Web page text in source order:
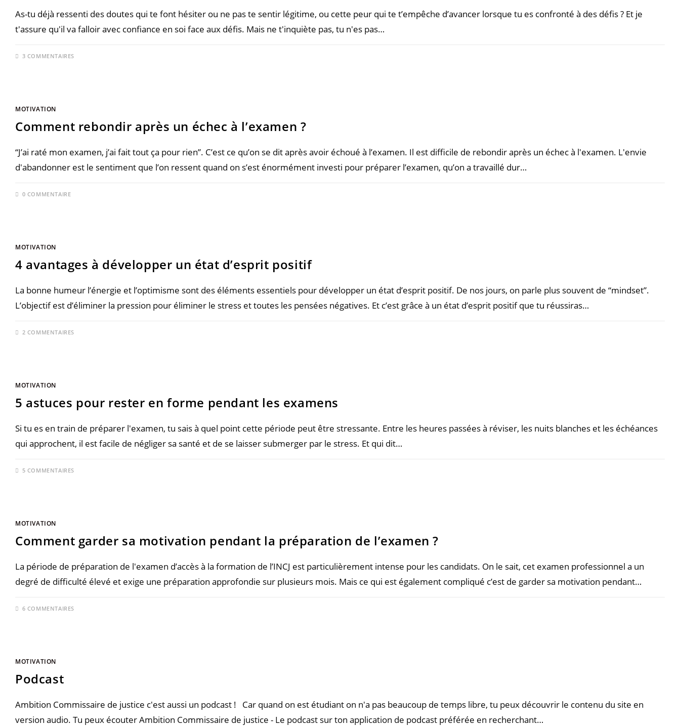
As-tu déjà ressenti des doutes qui te font hésiter ou ne pas te sentir légitime, ou cette peur qui te t’empêche d’avancer lorsque tu es confronté à des défis ? Et je
t'assure qu'il va falloir avec confiance en soi face aux défis. Mais ne t'inquiète pas, tu n'es pas…
3 COMMENTAIRES
MOTIVATION
Comment rebondir après un échec à l’examen ?
“J’ai raté mon examen, j’ai fait tout ça pour rien”. C’est ce qu’on se dit après avoir échoué à l’examen. Il est difficile de rebondir après un échec à l'examen. L'envie
d'abandonner est le sentiment que l’on ressent quand on s’est énormément investi pour préparer l’examen, qu’on a travaillé dur…
0 COMMENTAIRE
MOTIVATION
4 avantages à développer un état d’esprit positif
La bonne humeur l’énergie et l’optimisme sont des éléments essentiels pour développer un état d’esprit positif. De nos jours, on parle plus souvent de “mindset”.
L’objectif est d’éliminer la pression pour éliminer le stress et toutes les pensées négatives. Et c’est grâce à un état d’esprit positif que tu réussiras…
2 COMMENTAIRES
MOTIVATION
5 astuces pour rester en forme pendant les examens
Si tu es en train de préparer l'examen, tu sais à quel point cette période peut être stressante. Entre les heures passées à réviser, les nuits blanches et les échéances
qui approchent, il est facile de négliger sa santé et de se laisser submerger par le stress. Et qui dit…
5 COMMENTAIRES
MOTIVATION
Comment garder sa motivation pendant la préparation de l’examen ?
La période de préparation de l'examen d’accès à la formation de l’INCJ est particulièrement intense pour les candidats. On le sait, cet examen professionnel a un
degré de difficulté élevé et exige une préparation approfondie sur plusieurs mois. Mais ce qui est également compliqué c’est de garder sa motivation pendant…
6 COMMENTAIRES
MOTIVATION
Podcast
Ambition Commissaire de justice c'est aussi un podcast ! Car quand on est étudiant on n'a pas beaucoup de temps libre, tu peux découvrir le contenu du site en
version audio. Tu peux écouter Ambition Commissaire de justice - Le podcast sur ton application de podcast préférée en recherchant…